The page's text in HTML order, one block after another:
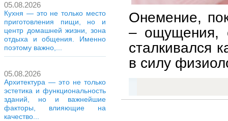
05.08.2026
Кухня — это не только место
приготовления пищи, но и
центр домашней жизни, зона
отдыха и общения. Именно
поэтому важно,...
05.08.2026
Архитектура — это не только
эстетика и функциональность
зданий, но и важнейшие
факторы, влияющие на
качество...
Онемение,
– ощущения,
сталкивался
в силу